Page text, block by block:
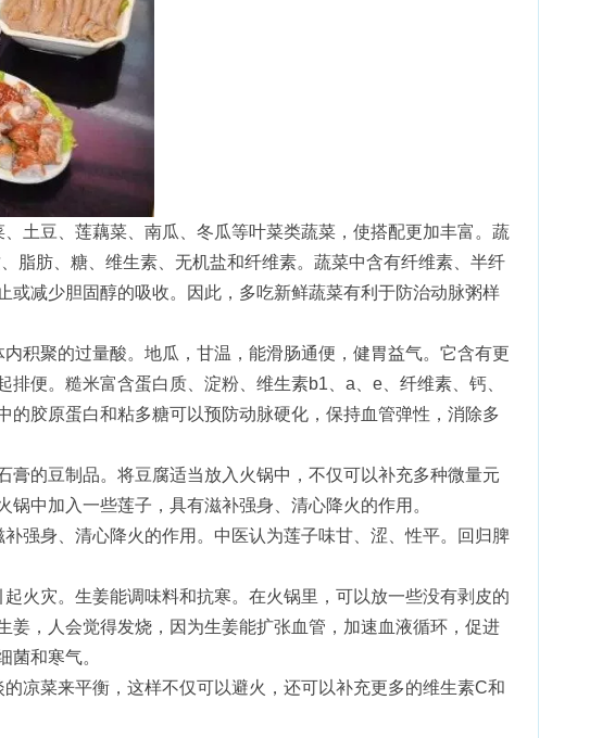
土豆、莲藕菜、南瓜、冬瓜等叶菜类蔬菜，使搭配更加丰富。蔬
脂肪、糖、维生素、无机盐和纤维素。蔬菜中含有纤维素、半纤
减少胆固醇的吸收。因此，多吃新鲜蔬菜有利于防治动脉粥样
积聚的过量酸。地瓜，甘温，能滑肠通便，健胃益气。它含有更
便。糙米富含蛋白质、淀粉、维生素b1、a、e、纤维素、钙、
胶原蛋白和粘多糖可以预防动脉硬化，保持血管弹性，消除多
的豆制品。将豆腐适当放入火锅中，不仅可以补充多种微量元
中加入一些莲子，具有滋补强身、清心降火的作用。
强身、清心降火的作用。中医认为莲子味甘、涩、性平。回归脾
火灾。生姜能调味料和抗寒。在火锅里，可以放一些没有剥皮的
，人会觉得发烧，因为生姜能扩张血管，加速血液循环，促进
菌和寒气。
凉菜来平衡，这样不仅可以避火，还可以补充更多的维生素C和